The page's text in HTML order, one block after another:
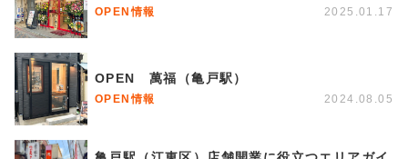
OPEN情報 2025.01.17
OPEN 萬福（亀戸駅）
OPEN情報 2024.08.05